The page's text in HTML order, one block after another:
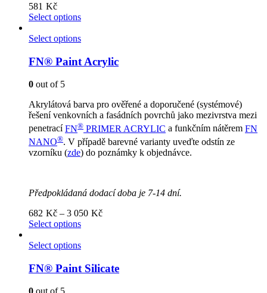
581 Kč
Select options
Select options
FN® Paint Acrylic
0 out of 5
Akrylátová barva pro ověřené a doporučené (systémové)
řešení venkovních a fasádních povrchů jako mezivrstva mezi
penetrací FN® PRIMER ACRYLIC a funkčním nátěrem FN
NANO®. V případě barevné varianty uveďte odstín ze
vzorníku (zde) do poznámky k objednávce.
Předpokládaná dodací doba je 7-14 dní.
682 Kč – 3 050 KčPrice
050Kč
Select options
Select options
FN® Paint Silicate